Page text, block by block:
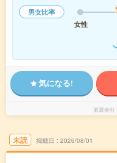
男女比率
女性
気になる!
派遣会社
未読 掲載日 2026/08/01